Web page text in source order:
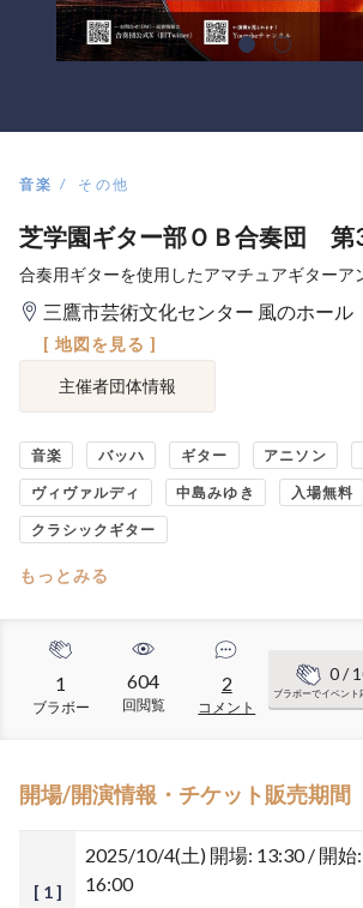
音楽 その他
芝学園ギター部ＯＢ合奏団 第
合奏用ギターを使用したアマチュアギターア
三鷹市芸術文化センター 風のホール
[ 地図を見る ]
主催者団体情報
音楽 バッハ ギター アニソン
ヴィヴァルディ 中島みゆき 入場無料
クラシックギター
もっとみる
1
ブラボー
604
回閲覧
2
コメント
0/
ブラボーでイベント
開場/開演情報・チケット販売期間
[ 1 ]
2025/10/4(土) 開場: 13:30 / 開始
16:00